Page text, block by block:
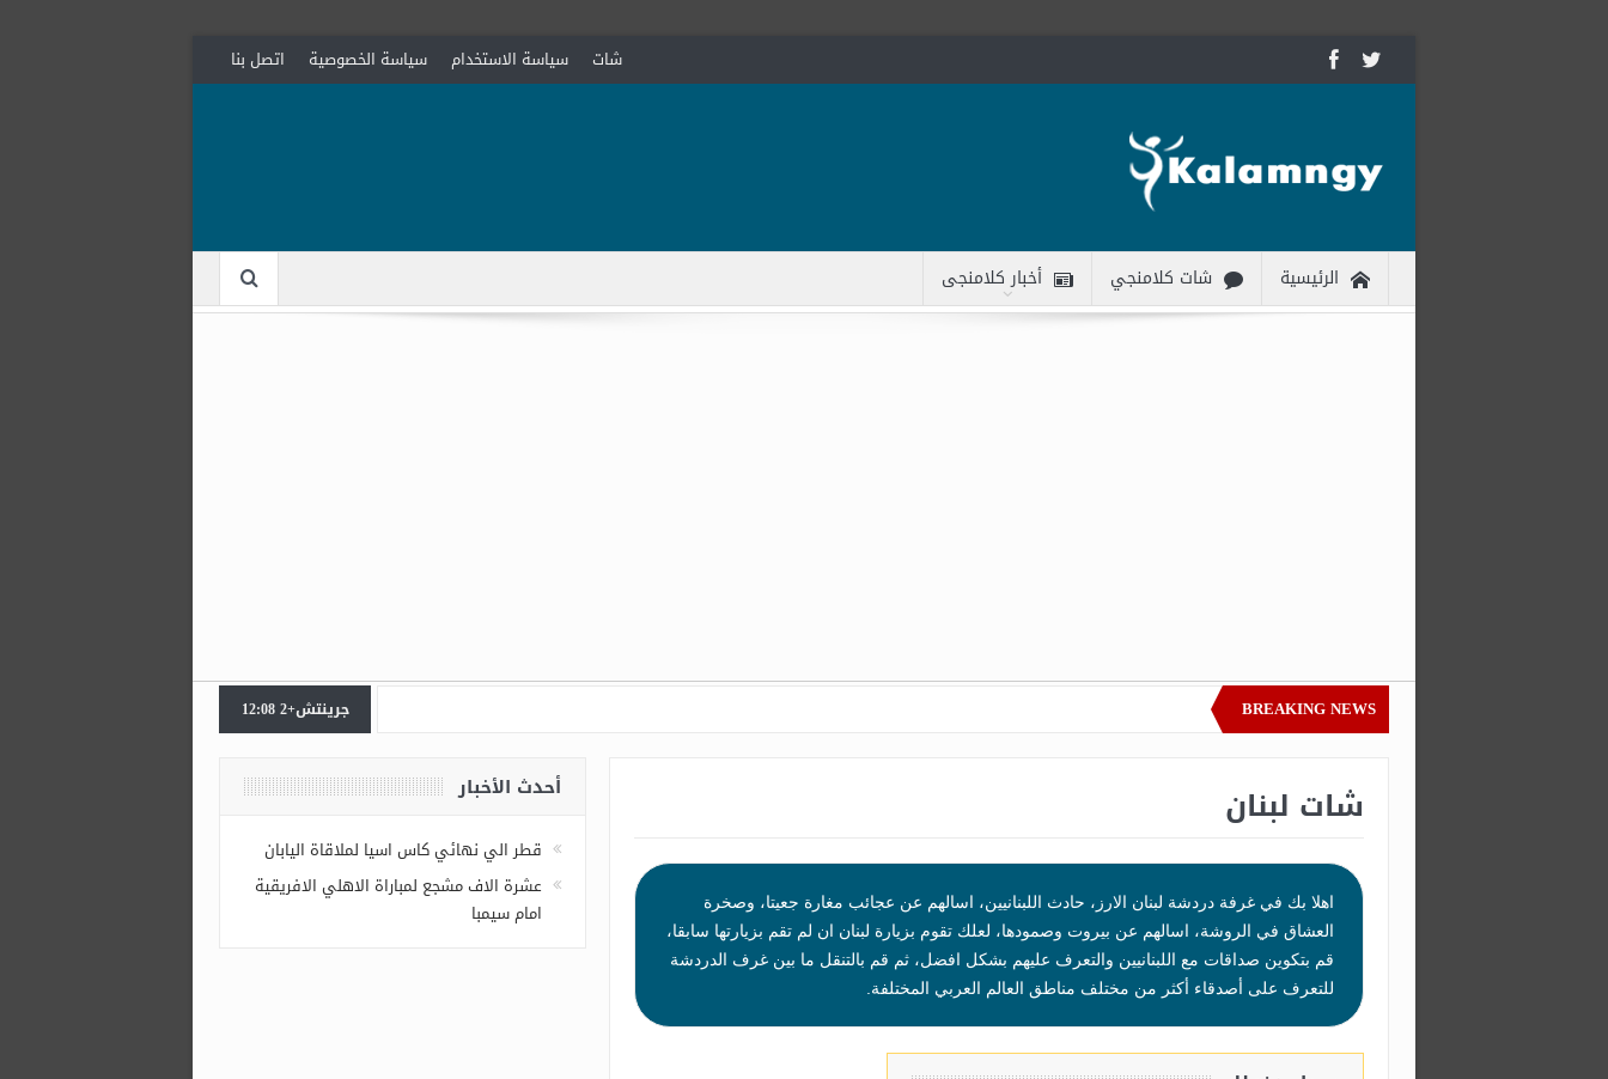
شات سياسة الاستخدام سياسة الخصوصية اتصل بنا
الرئيسية شات كلامنجي أخبار كلامنجى
BREAKING NEWSنهائي كاس اسيا لملاقاة اليابان
جرينتش+2 12:08
شات لبنان
اهلا بك في غرفة دردشة لبنان الارز، حادث اللبنانيين، اسالهم عن عجائب مغارة جعيتا، وصخرة
العشاق في الروشة، اسالهم عن بيروت وصمودها، لعلك تقوم بزيارة لبنان ان لم تقم بزيارتها سابقا،
قم بتكوين صداقات مع اللبنانيين والتعرف عليهم بشكل افضل، ثم قم بالتنقل ما بين غرف الدردشة
للتعرف على أصدقاء أكثر من مختلف مناطق العالم العربي المختلفة.
أحدث الأخبار
قطر الي نهائي كاس اسيا لملاقاة اليابان
عشرة الاف مشجع لمباراة الاهلي الافريقية
امام سيمبا